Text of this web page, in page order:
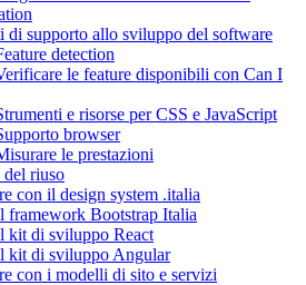
di supporto allo sviluppo del software
detection
le feature disponibili con Can I
e risorse per CSS e JavaScript
browser
le prestazioni
del riuso
con il design system .italia
framework Bootstrap Italia
kit di sviluppo React
kit di sviluppo Angular
con i modelli di sito e servizi